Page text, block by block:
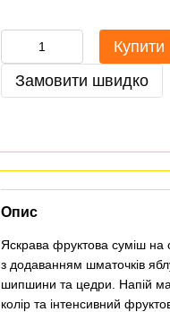
Купити
Замовити швидко
Опис
Яскрава фруктова суміш на
з додаванням шматочків
шипшини та цедри. Напій
колір та інтенсивний